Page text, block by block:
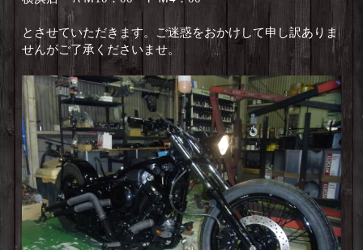
とさせていただきます。ご迷惑をおかけして申し訳ありま
せんがご了承くださいませ。